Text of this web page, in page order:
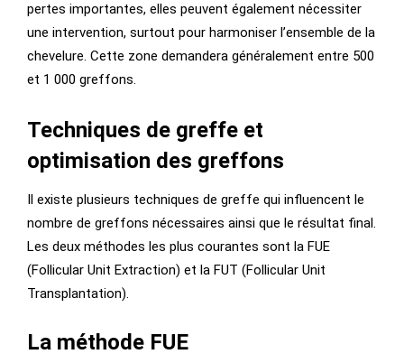
pertes importantes, elles peuvent également nécessiter
une intervention, surtout pour harmoniser l’ensemble de la
chevelure. Cette zone demandera généralement entre 500
et 1 000 greffons.
Techniques de greffe et
optimisation des greffons
Il existe plusieurs techniques de greffe qui influencent le
nombre de greffons nécessaires ainsi que le résultat final.
Les deux méthodes les plus courantes sont la FUE
(Follicular Unit Extraction) et la FUT (Follicular Unit
Transplantation).
La méthode FUE